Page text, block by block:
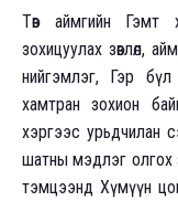
Төв аймгийн Гэмт
зохицуулах зөвлөл,
нийгэмлэг, Гэр бүл
хамтран зохион
хэргээс урьдчилан
шатны мэдлэг олгох
тэмцээнд Хүмүүн